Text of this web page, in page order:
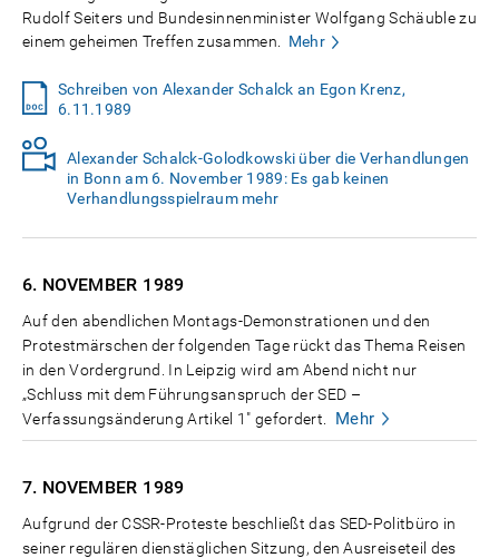
Rudolf Seiters und Bundesinnenminister Wolfgang Schäuble zu
einem geheimen Treffen zusammen.
Mehr
Schreiben von Alexander Schalck an Egon Krenz,
6.11.1989
Alexander Schalck-Golodkowski über die Verhandlungen
in Bonn am 6. November 1989: Es gab keinen
Verhandlungsspielraum mehr
6. NOVEMBER 1989
Auf den abendlichen Montags-Demonstrationen und den
Protestmärschen der folgenden Tage rückt das Thema Reisen
in den Vordergrund. In Leipzig wird am Abend nicht nur
„Schluss mit dem Führungsanspruch der SED –
Verfassungsänderung Artikel 1" gefordert.
Mehr
7. NOVEMBER 1989
Aufgrund der CSSR-Proteste beschließt das SED-Politbüro in
seiner regulären dienstäglichen Sitzung, den Ausreiseteil des